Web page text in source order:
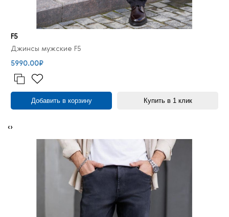
F5
Джинсы мужские F5
5990.00₽
Добавить в корзину Купить в 1 клик
‹›